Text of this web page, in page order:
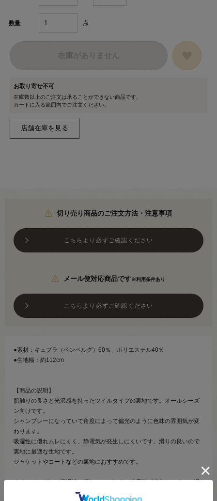
数量 点
お取り寄せ不可
在庫数以上のご注文は承ることができない商品です。
カートに入る範囲内でご注文ください。
切り売り商品のご注文方法・注意事項
こちらより必ずご確認ください
メール便対応商品です※利用条件あり
こちらより必ずご確認ください
●素材：キュプラ（ベンベルグ）60％、ポリエステル40％
●生地幅：約112cm
【商品の説明】
肌触りの良さと光沢感を持ったツイルタイプの裏地です。オールシーズ
ン向けです。
シャンブレーになっていて角度によって偏光のように色味の雰囲気が変
わります。
吸湿性に優れムレにくく、静電気が発生しにくいです。滑りの良いので
裏地に最適な生地です。
ジャケットやコートなどの裏地におすすめです。
※ベンベルグとは吸湿性に優れムレにくく、静電気が発生しにくい、滑
りの良い、裏地向けの素材です。